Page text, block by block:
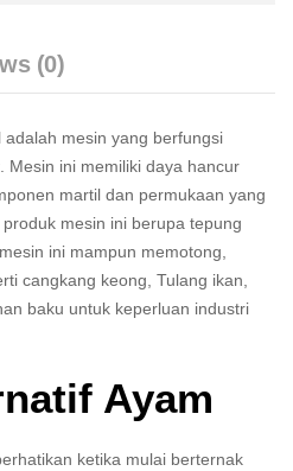
(0)
mesin yang berfungsi
Mesin ini memiliki daya hancur
martil dan permukaan yang
mesin ini berupa tepung
ini mampun memotong,
cangkang keong, Tulang ikan,
baku untuk keperluan industri
Ayam
ketika mulai berternak